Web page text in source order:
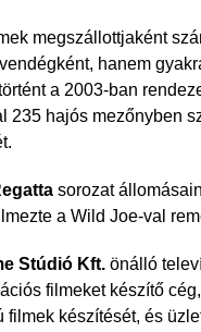
megszállottjaként
hanem
a 2003-ban
235 hajós mezőnyben
sorozat
a Wild Joe-val
Stúdió Kft. önálló
filmeket készítő
filmek készítését, és